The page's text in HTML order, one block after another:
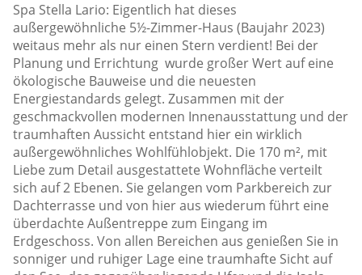
Spa Stella Lario: Eigentlich hat dieses
außergewöhnliche 5½-Zimmer-Haus (Baujahr 2023)
weitaus mehr als nur einen Stern verdient! Bei der
Planung und Errichtung wurde großer Wert auf eine
ökologische Bauweise und die neuesten
Energiestandards gelegt. Zusammen mit der
geschmackvollen modernen Innenausstattung und der
traumhaften Aussicht entstand hier ein wirklich
außergewöhnliches Wohlfühlobjekt. Die 170 m², mit
Liebe zum Detail ausgestattete Wohnfläche verteilt
sich auf 2 Ebenen. Sie gelangen vom Parkbereich zur
Dachterrasse und von hier aus wiederum führt eine
überdachte Außentreppe zum Eingang im
Erdgeschoss. Von allen Bereichen aus genießen Sie in
sonniger und ruhiger Lage eine traumhafte Sicht auf